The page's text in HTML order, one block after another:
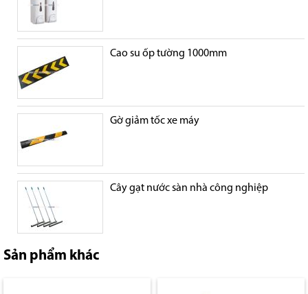
Cao su ốp tường 1000mm
Gờ giảm tốc xe máy
Cây gạt nước sàn nhà công nghiệp
Sản phẩm khác